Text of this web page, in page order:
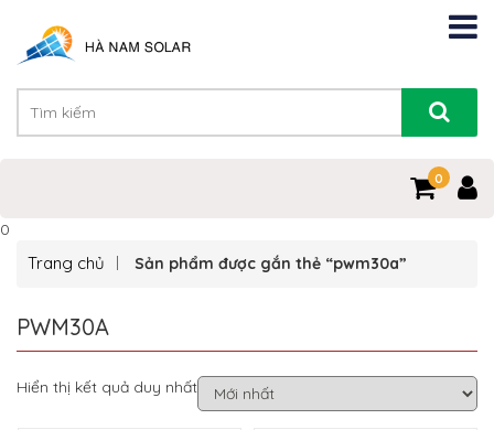
0
0
Trang chủ Sản phẩm được gắn thẻ “pwm30a”
PWM30A
Hiển thị kết quả duy nhất